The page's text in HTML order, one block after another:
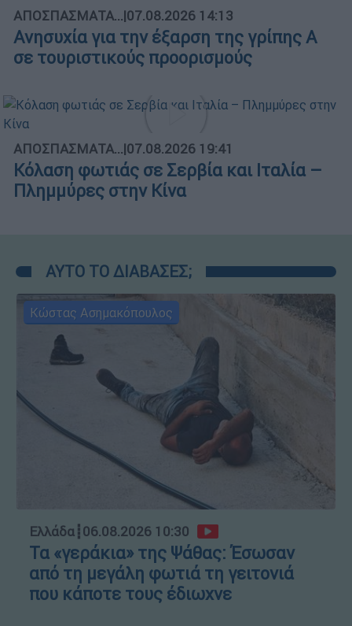
ΑΠΟΣΠΑΣΜΑΤΑ...|07.08.2026 14:13
Ανησυχία για την έξαρση της γρίπης Α
σε τουριστικούς προορισμούς
ΑΠΟΣΠΑΣΜΑΤΑ...|07.08.2026 19:41
Κόλαση φωτιάς σε Σερβία και Ιταλία –
Πλημμύρες στην Κίνα
ΑΥΤΟ ΤΟ ΔΙΑΒΑΣΕΣ;
Κώστας Ασημακόπουλος
Ελλάδα┋06.08.2026 10:30
Τα «γεράκια» της Ψάθας: Έσωσαν
από τη μεγάλη φωτιά τη γειτονιά
που κάποτε τους έδιωχνε